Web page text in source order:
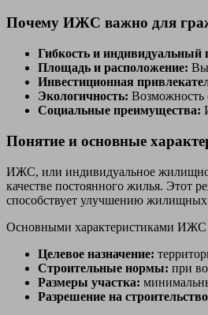
Почему ИЖС важно для
Гибкость и индивидуальный
Площадь и расположение:
Инвестиционная
Экологичность: Возможность
Социальные преимущества:
Понятие и основные
ИЖС, или индивидуальное жилищное
качестве постоянного жилья. Этот
способствует улучшению жилищных
Основными характеристиками ИЖС
Целевое назначение:
Строительные нормы: при
Размеры участка:
Разрешение на